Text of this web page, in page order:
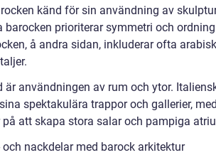
känd för sin användning av
barocken prioriterar symmetri och
å andra sidan, inkluderar ofta
är användningen av rum och ytor.
spektakulära trappor och gallerier,
att skapa stora salar och pampiga
nackdelar med barock arkitektur